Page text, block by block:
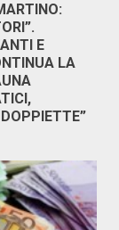
E
LA
DOPPIETTE”